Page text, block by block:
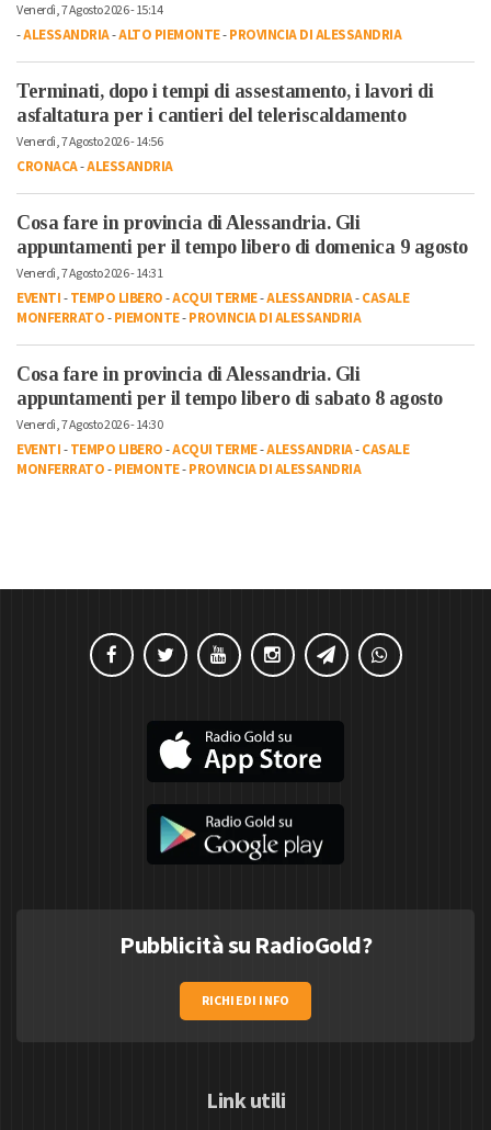
Venerdì, 7 Agosto 2026 - 15:14
-ALESSANDRIA-ALTO PIEMONTE-PROVINCIA DI ALESSANDRIA
Terminati, dopo i tempi di assestamento, i lavori di
asfaltatura per i cantieri del teleriscaldamento
Venerdì, 7 Agosto 2026 - 14:56
CRONACA-ALESSANDRIA
Cosa fare in provincia di Alessandria. Gli
appuntamenti per il tempo libero di domenica 9 agosto
Venerdì, 7 Agosto 2026 - 14:31
EVENTI-TEMPO LIBERO-ACQUI TERME-ALESSANDRIA-CASALE
MONFERRATO-PIEMONTE-PROVINCIA DI ALESSANDRIA
Cosa fare in provincia di Alessandria. Gli
appuntamenti per il tempo libero di sabato 8 agosto
Venerdì, 7 Agosto 2026 - 14:30
EVENTI-TEMPO LIBERO-ACQUI TERME-ALESSANDRIA-CASALE
MONFERRATO-PIEMONTE-PROVINCIA DI ALESSANDRIA
Pubblicità su RadioGold?
RICHIEDI INFO
Link utili